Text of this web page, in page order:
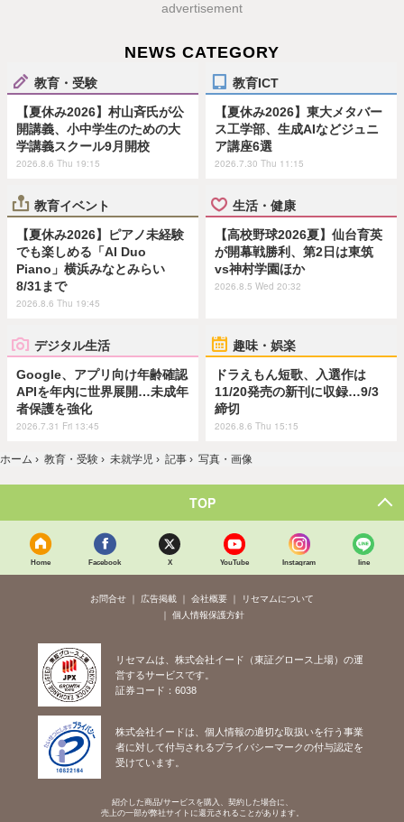
advertisement
NEWS CATEGORY
教育・受験
【夏休み2026】村山斉氏が公
開講義、小中学生のための大
学講義スクール9月開校
2026.8.6 Thu 19:15
教育ICT
【夏休み2026】東大メタバー
ス工学部、生成AIなどジュニ
ア講座6選
2026.7.30 Thu 11:15
教育イベント
【夏休み2026】ピアノ未経験
でも楽しめる「AI Duo
Piano」横浜みなとみらい
8/31まで
2026.8.6 Thu 19:45
生活・健康
【高校野球2026夏】仙台育英
が開幕戦勝利、第2日は東筑
vs神村学園ほか
2026.8.5 Wed 20:32
デジタル生活
Google、アプリ向け年齢確認
APIを年内に世界展開…未成年
者保護を強化
2026.7.31 Fri 13:45
趣味・娯楽
ドラえもん短歌、入選作は
11/20発売の新刊に収録…9/3
締切
2026.8.6 Thu 15:15
ホーム › 教育・受験 › 未就学児 › 記事 › 写真・画像
TOP
Home Facebook X YouTube Instagram line
お問合せ 広告掲載 会社概要
リセマムについて
個人情報保護方針
リセマムは、株式会社イード（東証グロース上場）の運
営するサービスです。
証券コード：6038
株式会社イードは、個人情報の適切な取扱いを行う事業
者に対して付与されるプライバシーマークの付与認定を
受けています。
紹介した商品/サービスを購入、契約した場合に、
売上の一部が弊社サイトに還元されることがあります。